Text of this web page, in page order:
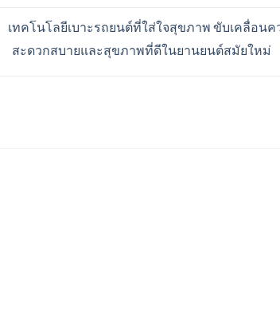
เทคโนโลยีเบาะรถยนต์ที่ใส่ใจสุขภาพ ขับเคลื่อนค
สะดวกสบายและสุขภาพที่ดีในยานยนต์สมัยใหม่